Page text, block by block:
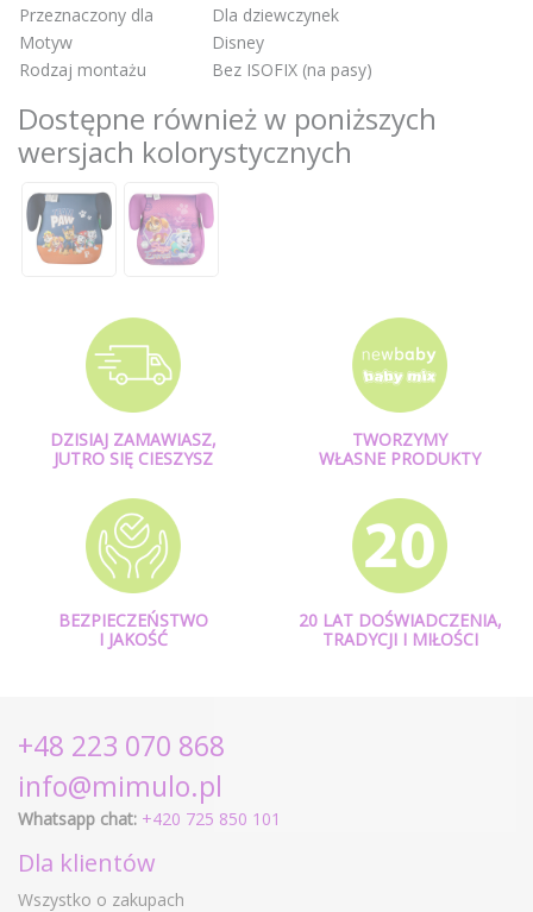
Przeznaczony dla
Dla dziewczynek
Motyw
Disney
Rodzaj montażu
Bez ISOFIX (na pasy)
Dostępne również w poniższych
wersjach kolorystycznych
DZISIAJ ZAMAWIASZ,
JUTRO SIĘ CIESZYSZ
TWORZYMY
WŁASNE PRODUKTY
BEZPIECZEŃSTWO
I JAKOŚĆ
20 LAT DOŚWIADCZENIA,
TRADYCJI I MIŁOŚCI
+48 223 070 868
info@mimulo.pl
Whatsapp chat: +420 725 850 101
Dla klientów
Wszystko o zakupach